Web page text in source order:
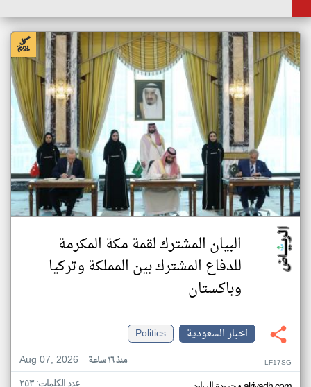
البيان المشترك لقمة مكة المكرمة
للدفاع المشترك بين المملكة وتركيا
وباكستان
اخبار السعودية
Politics
Aug 07, 2026
منذ ١٦ ساعة LF17SG
عدد الكلمات: ٢٥٣